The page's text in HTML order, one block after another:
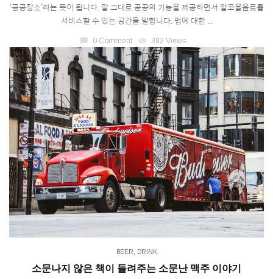
‘공공장소’라는 뜻이 됩니다. 말 그대로 공공의 기능을 제공하면서 알코올음료를
서비스할 수 있는 공간을 말합니다. 펍에 대한 ...
0 Comment visibility 382 Views
BEER DRINK
소문나지 않은 책이 들려주는 소문난 맥주 이야기